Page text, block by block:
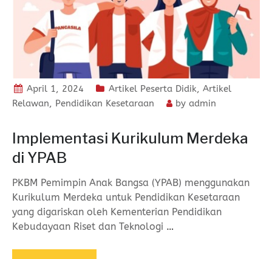
April 1, 2024 Artikel Peserta Didik, Artikel
Relawan, Pendidikan Kesetaraan by admin
Implementasi Kurikulum Merdeka
di YPAB
PKBM Pemimpin Anak Bangsa (YPAB) menggunakan
Kurikulum Merdeka untuk Pendidikan Kesetaraan
yang digariskan oleh Kementerian Pendidikan
Kebudayaan Riset dan Teknologi …